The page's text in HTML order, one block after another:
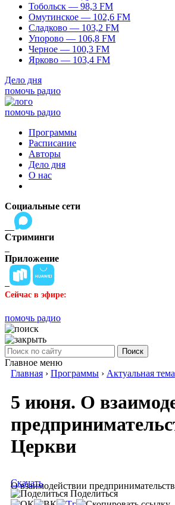
Тобольск — 98,3 FM
Омутинское — 102,6 FM
Сладково — 103,2 FM
Упорово — 106,8 FM
Черное — 100,3 FM
Ярково — 103,4 FM
Дело дня
помочь радио
помочь радио
Программы
Расписание
Авторы
Дело дня
О нас
Социальные сети
Стриминги
Приложение
Сейчас в эфире:
помочь радио
Поиск
Главное меню
Главная › Программы › Актуальная тема
5 июня. О
Церкви
О взаимодействии
Скачать
Поделиться